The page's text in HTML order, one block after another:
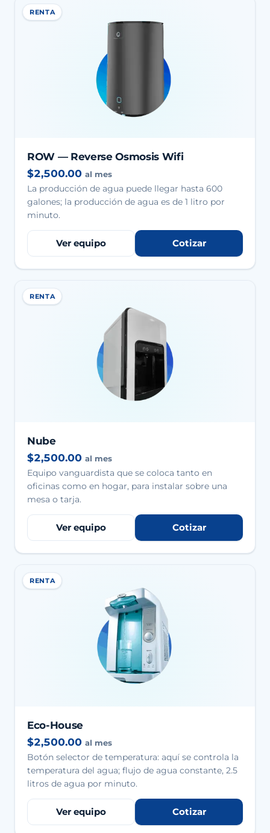
RENTA
ROW — Reverse Osmosis Wifi
$2,500.00 al mes
La producción de agua puede llegar hasta 600
galones; la producción de agua es de 1 litro por
minuto.
Ver equipo Cotizar
RENTA
Nube
$2,500.00 al mes
Equipo vanguardista que se coloca tanto en
oficinas como en hogar, para instalar sobre una
mesa o tarja.
Ver equipo Cotizar
RENTA
Eco-House
$2,500.00 al mes
Botón selector de temperatura: aquí se controla la
temperatura del agua; flujo de agua constante, 2.5
litros de agua por minuto.
Ver equipo Cotizar